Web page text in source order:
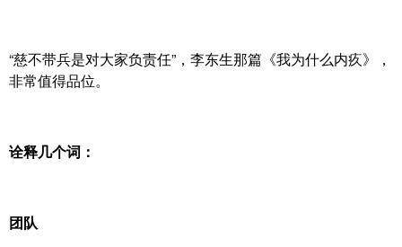
“慈不带兵是对大家负责任”，李东生那篇《我为什么内疚》，
非常值得品位。
诠释几个词：
团队